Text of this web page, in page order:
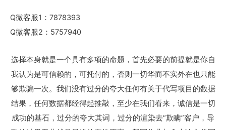
Q微客服1：7878393
Q微客服2：5757940
选择本身就是一个具有多项的命题，首先必要的前提就是你自
我认为是可信赖的，可托付的，否则一切华而不实外在也只能
够欺骗一次。我们没有过分的夸大任何有关于代写项目的数据
结果，任何数据都经得起推敲，至少在我们看来，诚信是一切
成功的基石，过分的夸大其词，过分的渲染去“欺瞒”客户，导